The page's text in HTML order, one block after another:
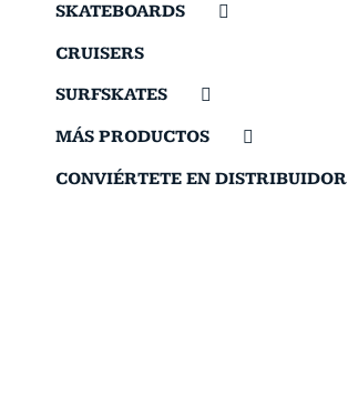
SKATEBOARDS
CRUISERS
SURFSKATES
MÁS PRODUCTOS
CONVIÉRTETE EN DISTRIBUIDOR